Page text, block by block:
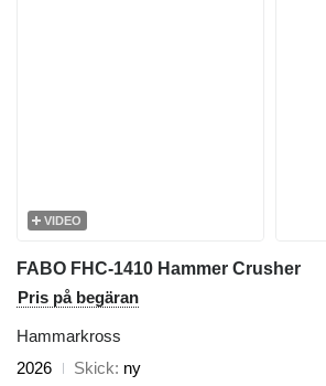
VIDEO
FABO FHC-1410 Hammer Crusher
Pris på begäran
Hammarkross
2026
Skick ny